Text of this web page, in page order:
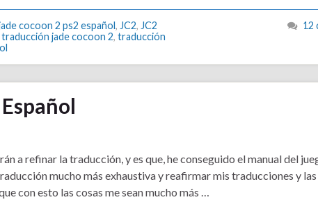
cocoon 2 ps2 español, JC2, JC2
traducción jade cocoon 2, traducción
12
a refinar la traducción, y es que, he conseguido el manual del
mucho más exhaustiva y reafirmar mis traducciones y las
con esto las cosas me sean mucho más …